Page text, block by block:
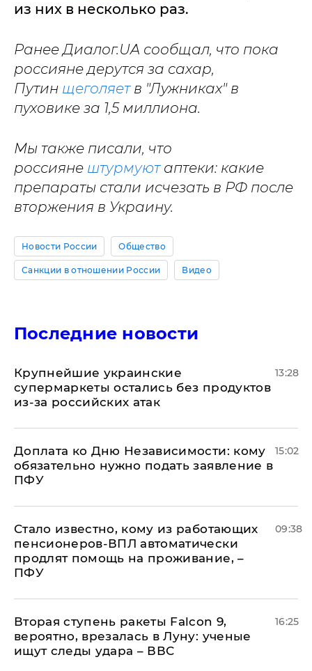
из них в несколько раз.
Ранее Диалог.UA сообщал, что пока
россияне дерутся за сахар,
Путин щеголяетв "Лужниках" в
пуховике за 1,5 миллиона.
Мы также писали, что
россияне штурмуютаптеки: какие
препараты стали исчезать в РФ после
вторжения в Украину.
Новости России Общество
Санкции в отношении России Видео
Последние новости
Крупнейшие украинские
супермаркеты остались без продуктов
из-за российских атак
13:28
Доплата ко Дню Независимости: кому
обязательно нужно подать заявление в
ПФУ
15:02
Стало известно, кому из работающих
пенсионеров-ВПЛ автоматически
продлят помощь на проживание, –
ПФУ
09:38
Вторая ступень ракеты Falcon 9,
вероятно, врезалась в Луну: ученые
ищут следы удара – ВВС
16:25